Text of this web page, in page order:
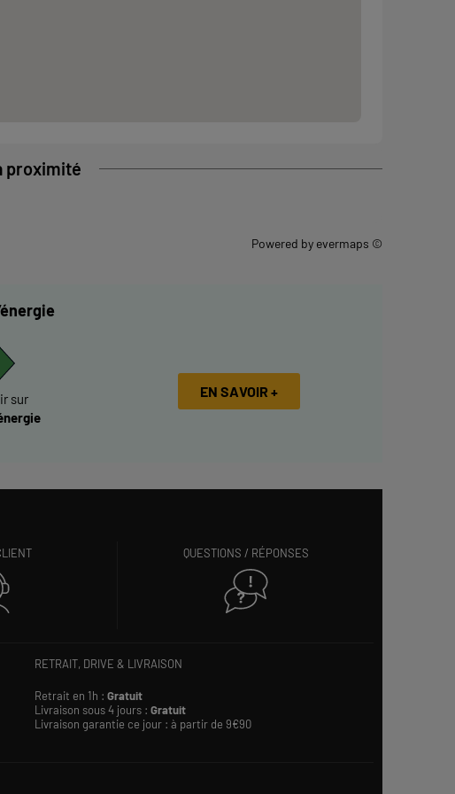
proximité
Powered by evermaps ©
sur
EN SAVOIR +
QUESTIONS / RÉPONSES
RETRAIT, DRIVE & LIVRAISON
Retrait en 1h : Gratuit
Livraison sous 4 jours : Gratuit
Livraison garantie ce jour : à partir de 9€90